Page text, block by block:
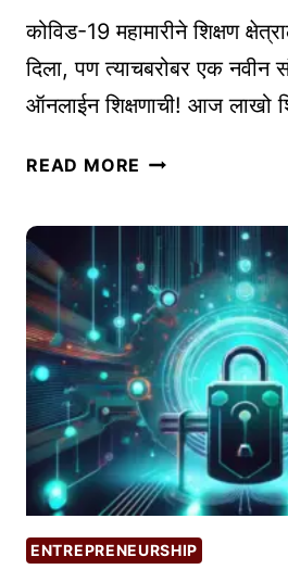
S
उ
य
यो
ना
E
A
R
L
Y
-
S
T
A
G
E
S
कोविड-19 महामारीने शिक्षण
दिला, पण त्याचबरोबर एक
ऑनलाईन शिक्षणाची! आज लाखो
READ MORE ऑ
न
शि
क्ष
ण
क्षे
त्रा
त
दी
र्घ
का
ली
ENTREPRENEURSHIP